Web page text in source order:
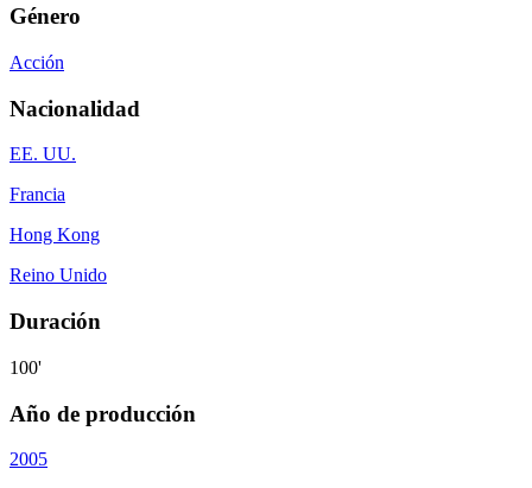
Género
Acción
Nacionalidad
EE. UU.
Francia
Hong Kong
Reino Unido
Duración
100'
Año de producción
2005